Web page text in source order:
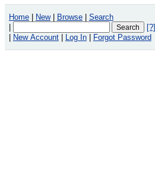
Home New Browse
Search
[?]
New Account Log In Forgot Password